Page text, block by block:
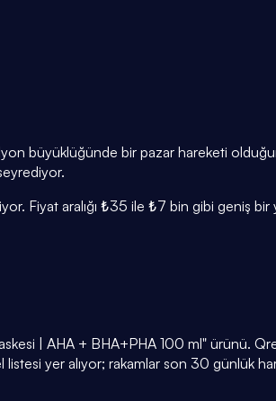
büyüklüğünde bir pazar hareketi
Fiyat aralığı ₺35 ile ₺7 bin gibi geniş
| AHA + BHA+PHA 100 ml" ürünü.
yer alıyor; rakamlar son 30 günlük